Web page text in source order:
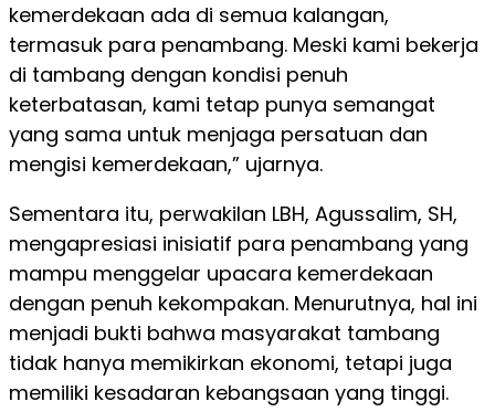
kemerdekaan ada di semua kalangan,
termasuk para penambang. Meski kami bekerja
di tambang dengan kondisi penuh
keterbatasan, kami tetap punya semangat
yang sama untuk menjaga persatuan dan
mengisi kemerdekaan,” ujarnya.
Sementara itu, perwakilan LBH, Agussalim, SH,
mengapresiasi inisiatif para penambang yang
mampu menggelar upacara kemerdekaan
dengan penuh kekompakan. Menurutnya, hal ini
menjadi bukti bahwa masyarakat tambang
tidak hanya memikirkan ekonomi, tetapi juga
memiliki kesadaran kebangsaan yang tinggi.